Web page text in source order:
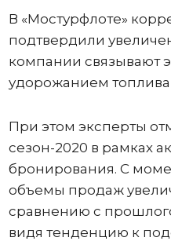
В «Мостурфлоте»
подтвердили
компании связывают
удорожанием топлива
При этом эксперты
сезон-2020 в рамках
бронирования. С
объемы продаж
сравнению с
видя тенденцию к